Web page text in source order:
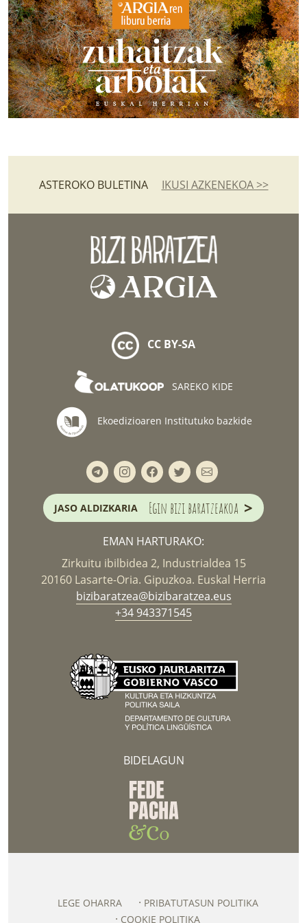
ASTEROKO BULETINA IKUSI AZKENEKOA >>
CC BY-SA
SAREKO KIDE
Ekoedizioaren Institutuko bazkide
JASO ALDIZKARIA Egin bizi baratzeakoa >
EMAN HARTURAKO:
Zirkuitu ibilbidea 2, Industrialdea 15
20160 Lasarte-Oria. Gipuzkoa. Euskal Herria
bizibaratzea@bizibaratzea.eus
+34 943371545
BIDELAGUN
LEGE OHARRA
PRIBATUTASUN POLITIKA
COOKIE POLITIKA